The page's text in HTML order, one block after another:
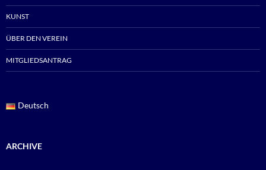
KUNST
ÜBER DEN VEREIN
MITGLIEDSANTRAG
Deutsch
ARCHIVE